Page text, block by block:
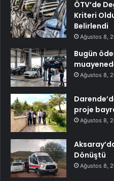
ÖTV’de
Kriteri
Belirlendi
Ağustos 8,
Bugün
Ağustos 8,
proje
Ağustos 8,
Dönüştü
Ağustos 8,